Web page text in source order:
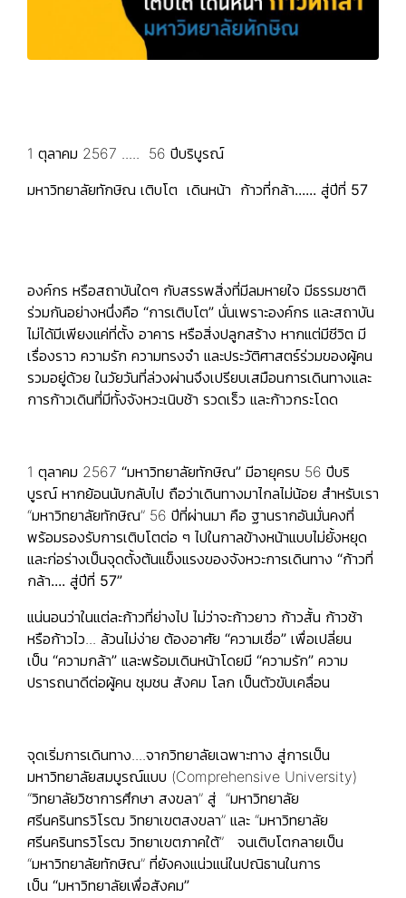
1 ตุลาคม 2567 ..... 56 ปีบริบูรณ์
มหาวิทยาลัยทักษิณ เติบโต เดินหน้า ก้าวที่กล้า...... สู่ปีที่ 57
องค์กร หรือสถาบันใดๆ กับสรรพสิ่งที่มีลมหายใจ มีธรรมชาติ
ร่วมกันอย่างหนึ่งคือ “การเติบโต” นั่นเพราะองค์กร และสถาบัน
ไม่ได้มีเพียงแค่ที่ตั้ง อาคาร หรือสิ่งปลูกสร้าง หากแต่มีชีวิต มี
เรื่องราว ความรัก ความทรงจำ และประวัติศาสตร์ร่วมของผู้คน
รวมอยู่ด้วย ในวัยวันที่ล่วงผ่านจึงเปรียบเสมือนการเดินทางและ
การก้าวเดินที่มีทั้งจังหวะเนิบช้า รวดเร็ว และก้าวกระโดด
1 ตุลาคม 2567 “มหาวิทยาลัยทักษิณ” มีอายุครบ 56 ปีบริ
บูรณ์ หากย้อนนับกลับไป ถือว่าเดินทางมาไกลไม่น้อย สำหรับเรา
“มหาวิทยาลัยทักษิณ” 56 ปีที่ผ่านมา คือ ฐานรากอันมั่นคงที่
พร้อมรองรับการเติบโตต่อ ๆ ไปในกาลข้างหน้าแบบไม่ยั้งหยุด
และก่อร่างเป็นจุดตั้งต้นแข็งแรงของจังหวะการเดินทาง “ก้าวที่
กล้า.... สู่ปีที่ 57”
แน่นอนว่าในแต่ละก้าวที่ย่างไป ไม่ว่าจะก้าวยาว ก้าวสั้น ก้าวช้า
หรือก้าวไว... ล้วนไม่ง่าย ต้องอาศัย “ความเชื่อ” เพื่อเปลี่ยน
เป็น “ความกล้า” และพร้อมเดินหน้าโดยมี “ความรัก” ความ
ปรารถนาดีต่อผู้คน ชุมชน สังคม โลก เป็นตัวขับเคลื่อน
จุดเริ่มการเดินทาง....จากวิทยาลัยเฉพาะทาง สู่การเป็น
มหาวิทยาลัยสมบูรณ์แบบ (Comprehensive University)
“วิทยาลัยวิชาการศึกษา สงขลา” สู่ “มหาวิทยาลัย
ศรีนครินทรวิโรฒ วิทยาเขตสงขลา” และ “มหาวิทยาลัย
ศรีนครินทรวิโรฒ วิทยาเขตภาคใต้” จนเติบโตกลายเป็น
“มหาวิทยาลัยทักษิณ” ที่ยังคงแน่วแน่ในปณิธานในการ
เป็น “มหาวิทยาลัยเพื่อสังคม”